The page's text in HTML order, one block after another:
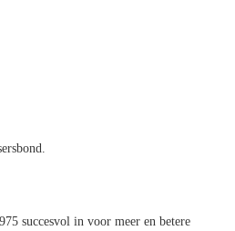
succesvol in voor meer en betere